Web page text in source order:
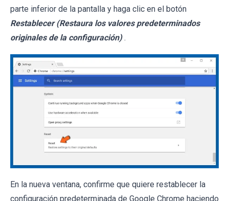
parte inferior de la pantalla y haga clic en el botón
Restablecer (Restaura los valores predeterminados
originales de la configuración) .
En la nueva ventana, confirme que quiere restablecer la
configuración predeterminada de Google Chrome haciendo